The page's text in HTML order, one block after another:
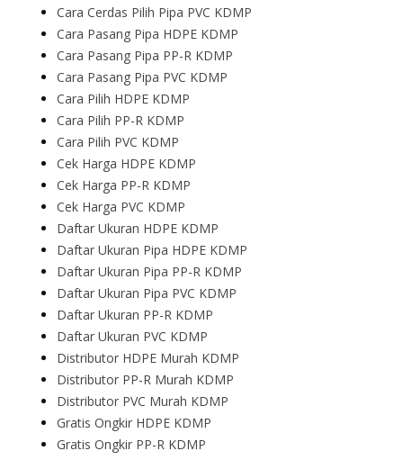
Cara Cerdas Pilih Pipa PVC KDMP
Cara Pasang Pipa HDPE KDMP
Cara Pasang Pipa PP-R KDMP
Cara Pasang Pipa PVC KDMP
Cara Pilih HDPE KDMP
Cara Pilih PP-R KDMP
Cara Pilih PVC KDMP
Cek Harga HDPE KDMP
Cek Harga PP-R KDMP
Cek Harga PVC KDMP
Daftar Ukuran HDPE KDMP
Daftar Ukuran Pipa HDPE KDMP
Daftar Ukuran Pipa PP-R KDMP
Daftar Ukuran Pipa PVC KDMP
Daftar Ukuran PP-R KDMP
Daftar Ukuran PVC KDMP
Distributor HDPE Murah KDMP
Distributor PP-R Murah KDMP
Distributor PVC Murah KDMP
Gratis Ongkir HDPE KDMP
Gratis Ongkir PP-R KDMP